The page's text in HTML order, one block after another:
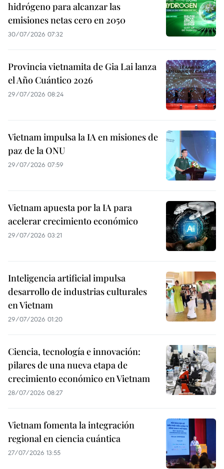
hidrógeno para alcanzar las
emisiones netas cero en 2050
30/07/2026 07:32
Provincia vietnamita de Gia Lai lanza
el Año Cuántico 2026
29/07/2026 08:24
Vietnam impulsa la IA en misiones de
paz de la ONU
29/07/2026 07:59
Vietnam apuesta por la IA para
acelerar crecimiento económico
29/07/2026 03:21
Inteligencia artificial impulsa
desarrollo de industrias culturales
en Vietnam
29/07/2026 01:20
Ciencia, tecnología e innovación:
pilares de una nueva etapa de
crecimiento económico en Vietnam
28/07/2026 08:27
Vietnam fomenta la integración
regional en ciencia cuántica
27/07/2026 13:55